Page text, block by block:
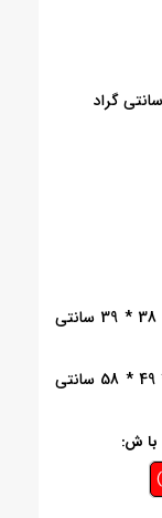
ابعاد داخلی (ارتفاع * عرض * طول) : 39 * 38 * 39 سانتی
ابعاد خارجی (ارتفاع * عرض * طول) : 66 * 49 * 58 سانتی
با ش: